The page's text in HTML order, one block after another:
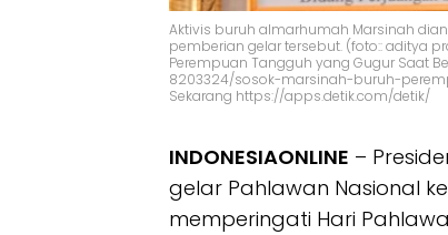
Aktivis buruh almarhumah Marsinah
pemberian gelar tersebut. (foto:: aditya
Perempuan Tangguh yang Gugur Saat
8203324/sosok-marsinah-buruh-
Sekarang https://apps.detik.com/detik/
INDONESIAONLINE –
gelar Pahlawan Nasional
memperingati Hari